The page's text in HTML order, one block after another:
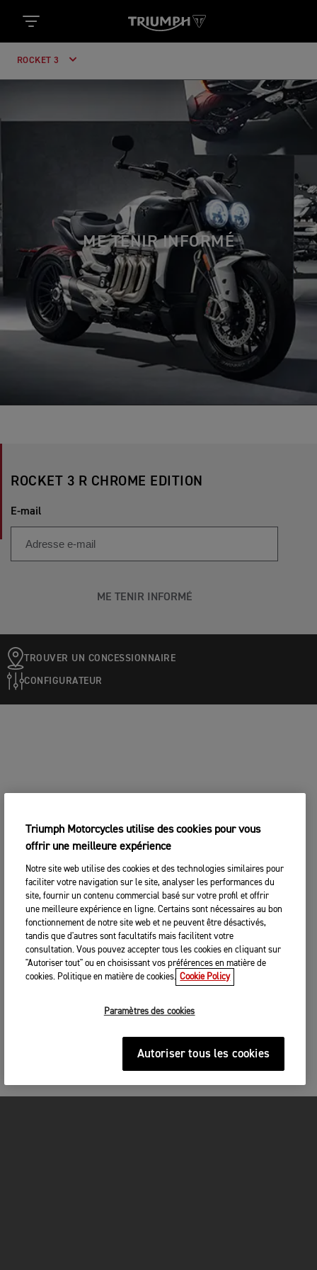
ROCKET 3
ME TENIR INFORMÉ
ROCKET 3 R CHROME EDITION
E-mail
ME TENIR INFORMÉ
TROUVER UN CONCESSIONNAIRE
CONFIGURATEUR
Triumph Motorcycles utilise des cookies pour vous
offrir une meilleure expérience
Notre site web utilise des cookies et des technologies similaires pour
faciliter votre navigation sur le site, analyser les performances du
site, fournir un contenu commercial basé sur votre profil et offrir
une meilleure expérience en ligne. Certains sont nécessaires au bon
fonctionnement de notre site web et ne peuvent être désactivés,
tandis que d'autres sont facultatifs mais facilitent votre
consultation. Vous pouvez accepter tous les cookies en cliquant sur
"Autoriser tout" ou en choisissant vos préférences en matière de
cookies. Politique en matière de cookies. Cookie Policy
Paramètres des cookies
Autoriser tous les cookies